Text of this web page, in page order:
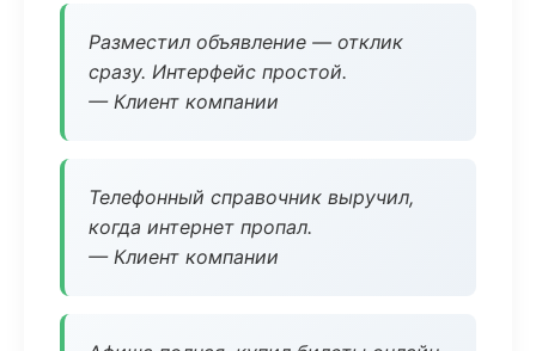
Разместил объявление — отклик
сразу. Интерфейс простой.
— Клиент компании
Телефонный справочник выручил,
когда интернет пропал.
— Клиент компании